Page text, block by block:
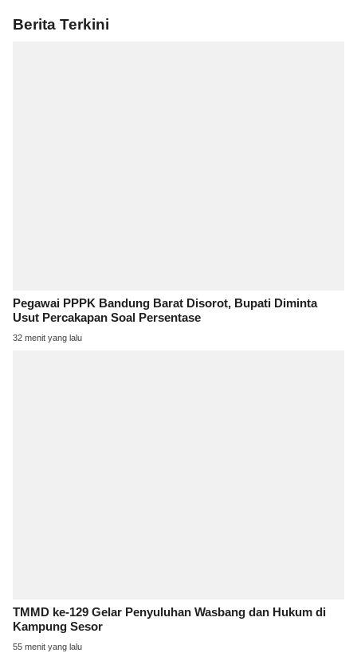
Berita Terkini
Pegawai PPPK Bandung Barat Disorot, Bupati Diminta
Usut Percakapan Soal Persentase
32 menit yang lalu
TMMD ke-129 Gelar Penyuluhan Wasbang dan Hukum di
Kampung Sesor
55 menit yang lalu